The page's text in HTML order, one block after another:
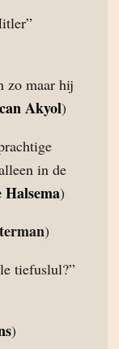
zo maar hij
Akyol)
in de
Halsema)
)
tiefuslul?”
)